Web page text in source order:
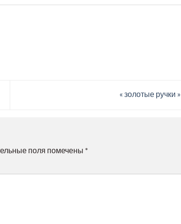
« золотые ручки »
поля помечены *